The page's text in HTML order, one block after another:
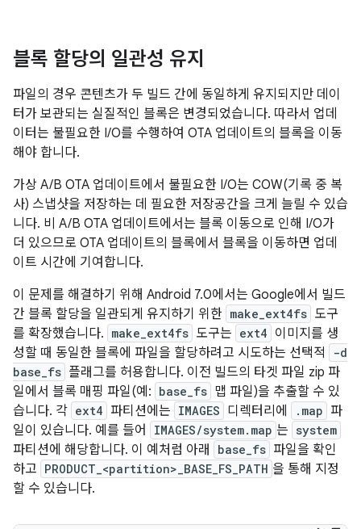
블록 할당의 일관성 유지
파일의 경우 콘텐츠가 두 빌드 간에 동일하게 유지되지만 데이
터가 보관되는 실질적인 블록은 변경되었습니다. 따라서 업데
이터는 불필요한 I/O를 수행하여 OTA 업데이트의 블록을 이동
해야 합니다.
가상 A/B OTA 업데이트에서 불필요한 I/O는 COW(기록 중 복
사) 스냅샷을 저장하는 데 필요한 저장공간을 크게 늘릴 수 있습
니다. 비 A/B OTA 업데이트에서는 블록 이동으로 인해 I/O가
더 있으므로 OTA 업데이트의 블록에서 블록을 이동하면 업데
이트 시간에 기여합니다.
이 문제를 해결하기 위해 Android 7.0에서는 Google에서 빌드
간 블록 할당을 일관되게 유지하기 위한 make_ext4fs 도구
를 확장했습니다. make_ext4fs 도구는 ext4 이미지를 생
성할 때 동일한 블록에 파일을 할당하려고 시도하는 선택적
-d
base_fs 플래그를 허용합니다. 이전 빌드의 타겟 파일 zip 파
일에서 블록 매핑 파일(예: base_fs 맵 파일)을 추출할 수 있
습니다. 각 ext4 파티션에는 IMAGES 디렉터리에 .map 파
일이 있습니다. 예를 들어
IMAGES/system.map 는 system
파티션에 해당합니다. 이 예처럼 아래 base_fs 파일을 확인
하고 PRODUCT_<partition>_BASE_FS_PATH 을 통해 지정
할 수 있습니다.